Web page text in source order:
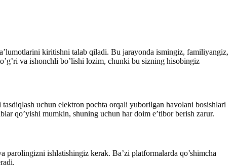
kiritishni talab qiladi. Bu jarayonda ismingiz, familiyangiz,
va ishonchli bo’lishi lozim, chunki bu sizning hisobingiz
uchun elektron pochta orqali yuborilgan havolani bosishlari
qo’yishi mumkin, shuning uchun har doim e’tibor berish zarur.
ishlatishingiz kerak. Ba’zi platformalarda qo’shimcha